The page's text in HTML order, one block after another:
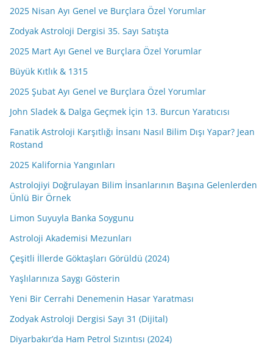
2025 Nisan Ayı Genel ve Burçlara Özel Yorumlar
Zodyak Astroloji Dergisi 35. Sayı Satışta
2025 Mart Ayı Genel ve Burçlara Özel Yorumlar
Büyük Kıtlık & 1315
2025 Şubat Ayı Genel ve Burçlara Özel Yorumlar
John Sladek & Dalga Geçmek İçin 13. Burcun Yaratıcısı
Fanatik Astroloji Karşıtlığı İnsanı Nasıl Bilim Dışı Yapar? Jean
Rostand
2025 Kalifornia Yangınları
Astrolojiyi Doğrulayan Bilim İnsanlarının Başına Gelenlerden
Ünlü Bir Örnek
Limon Suyuyla Banka Soygunu
Astroloji Akademisi Mezunları
Çeşitli İllerde Göktaşları Görüldü (2024)
Yaşlılarınıza Saygı Gösterin
Yeni Bir Cerrahi Denemenin Hasar Yaratması
Zodyak Astroloji Dergisi Sayı 31 (Dijital)
Diyarbakır’da Ham Petrol Sızıntısı (2024)